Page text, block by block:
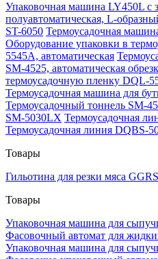
Упаковочная машина LY450L с
полуавтоматическая, L-
ST-6050 Термоусадочная
Оборудование упаковки в
5545A, автоматическая
SM-4525, автоматическая
термоусадочную пленку DQL-
Термоусадочная машина для
Термоусадочный тоннель SM-
SM-5030LX Термоусадочная
Термоусадочная линия DQBS-
Товары
Гильотина для резки мяса
Товары
Упаковочная машина для
Фасовочный автомат для
Упаковочная машина для